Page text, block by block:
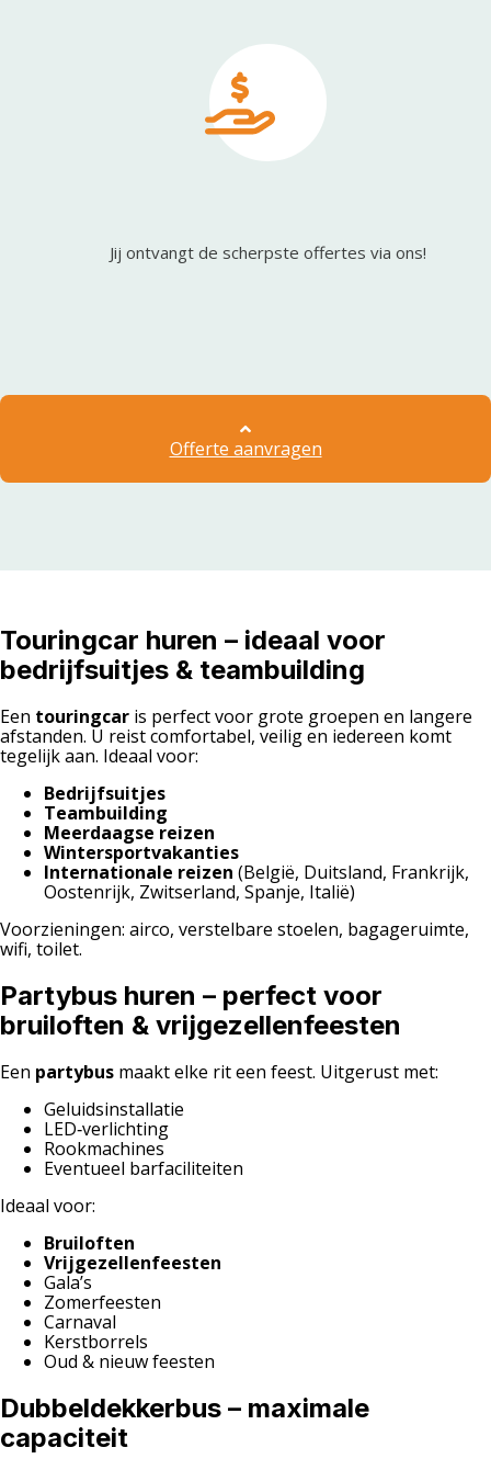
Jij ontvangt de scherpste offertes via ons!
Offerte aanvragen
Touringcar huren – ideaal voor
bedrijfsuitjes & teambuilding
Een touringcar is perfect voor grote groepen en langere
afstanden. U reist comfortabel, veilig en iedereen komt
tegelijk aan. Ideaal voor:
Bedrijfsuitjes
Teambuilding
Meerdaagse reizen
Wintersportvakanties
Internationale reizen (België, Duitsland, Frankrijk,
Oostenrijk, Zwitserland, Spanje, Italië)
Voorzieningen: airco, verstelbare stoelen, bagageruimte,
wifi, toilet.
Partybus huren – perfect voor
bruiloften & vrijgezellenfeesten
Een partybus maakt elke rit een feest. Uitgerust met:
Geluidsinstallatie
LED‑verlichting
Rookmachines
Eventueel barfaciliteiten
Ideaal voor:
Bruiloften
Vrijgezellenfeesten
Gala’s
Zomerfeesten
Carnaval
Kerstborrels
Oud & nieuw feesten
Dubbeldekkerbus – maximale
capaciteit